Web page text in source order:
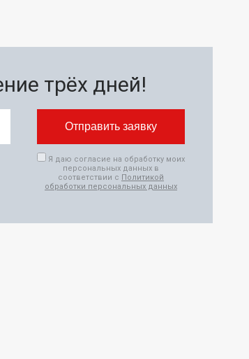
трёх дней!
Я даю согласие на обработку моих
персональных данных в
соответствии с Политикой
обработки персональных данных